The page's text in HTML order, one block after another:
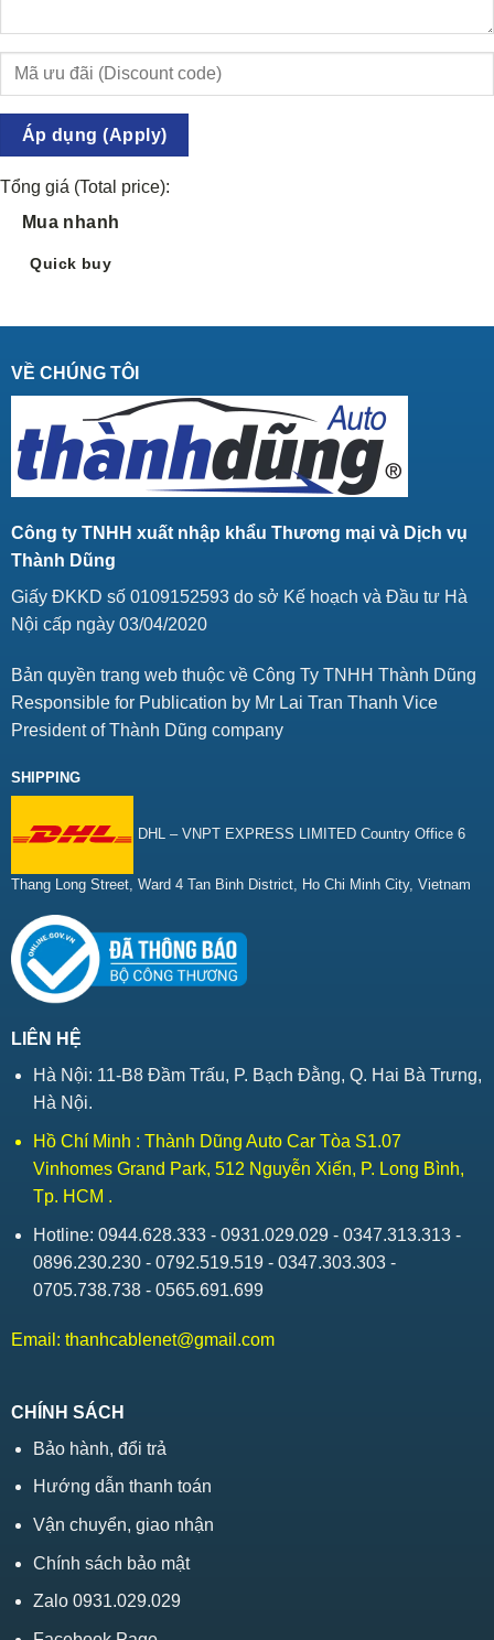
Áp dụng (Apply)
Tổng giá (Total price):
Mua nhanh
Quick buy
VỀ CHÚNG TÔI
Công ty TNHH xuất nhập khẩu Thương mại và Dịch vụ
Thành Dũng
Giấy ĐKKD số 0109152593 do sở Kế hoạch và Đầu tư Hà
Nội cấp ngày 03/04/2020
Bản quyền trang web thuộc về Công Ty TNHH Thành Dũng
Responsible for Publication by Mr Lai Tran Thanh Vice
President of Thành Dũng company
SHIPPING
DHL – VNPT EXPRESS LIMITED Country Office 6
Thang Long Street, Ward 4 Tan Binh District, Ho Chi Minh City, Vietnam
LIÊN HỆ
Hà Nội: 11-B8 Đầm Trấu, P. Bạch Đằng, Q. Hai Bà Trưng,
Hà Nội.
Hồ Chí Minh : Thành Dũng Auto Car Tòa S1.07
Vinhomes Grand Park, 512 Nguyễn Xiển, P. Long Bình,
Tp. HCM .
Hotline: 0944.628.333 - 0931.029.029 - 0347.313.313 -
0896.230.230 - 0792.519.519 - 0347.303.303 -
0705.738.738 - 0565.691.699
Email: thanhcablenet@gmail.com
CHÍNH SÁCH
Bảo hành, đổi trả
Hướng dẫn thanh toán
Vận chuyển, giao nhận
Chính sách bảo mật
Zalo 0931.029.029